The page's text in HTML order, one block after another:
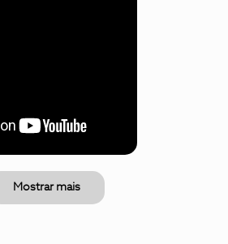
Mostrar mais